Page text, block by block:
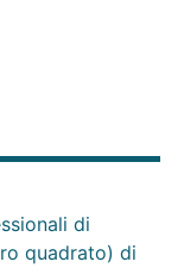
di
quadrato) di